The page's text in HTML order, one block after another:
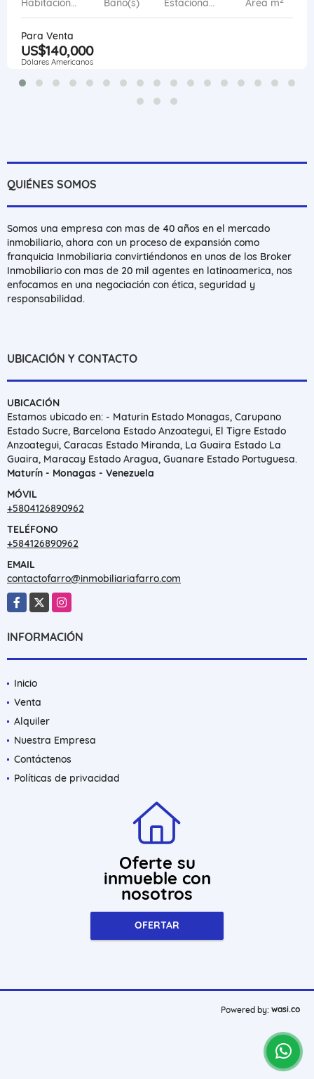
Habitaciones Baño(s) Estacionamiento Área m
Para Venta
US$140,000
Dólares Americanos
QUIÉNES SOMOS
Somos una empresa con mas de 40 años en el mercado
inmobiliario, ahora con un proceso de expansión como
franquicia Inmobiliaria convirtiéndonos en unos de los Broker
Inmobiliario con mas de 20 mil agentes en latinoamerica, nos
enfocamos en una negociación con ética, seguridad y
responsabilidad.
UBICACIÓN Y CONTACTO
UBICACIÓN
Estamos ubicado en: - Maturin Estado Monagas, Carupano
Estado Sucre, Barcelona Estado Anzoategui, El Tigre Estado
Anzoategui, Caracas Estado Miranda, La Guaira Estado La
Guaira, Maracay Estado Aragua, Guanare Estado Portuguesa.
Maturín - Monagas - Venezuela
MÓVIL
+5804126890962
TELÉFONO
+584126890962
EMAIL
contactofarro@inmobiliariafarro.com
Facebook
X Instagram
INFORMACIÓN
Inicio
Venta
Alquiler
Nuestra Empresa
Contáctenos
Políticas de privacidad
Oferte su
inmueble con
nosotros
OFERTAR
Powered by: wasi.co